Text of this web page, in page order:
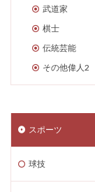
武道家
棋士
伝統芸能
その他偉人2
スポーツ
球技